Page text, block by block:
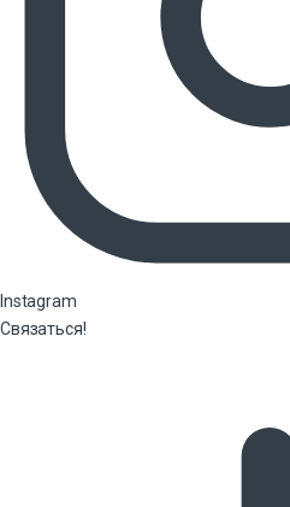
Instagram
Связаться!